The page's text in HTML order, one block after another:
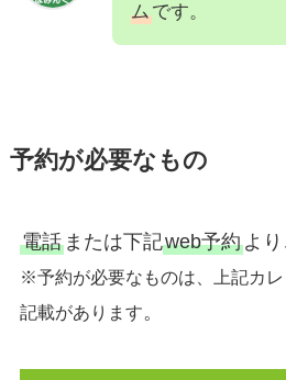
ムです。
予約が必要なもの
電話または下記web予約より
※予約が必要なものは、上記カ
記載があります。